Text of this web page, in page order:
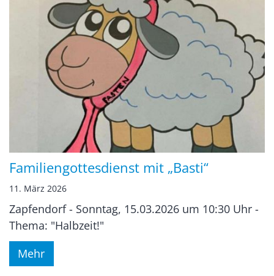
Familiengottesdienst mit „Basti“
11. März 2026
Zapfendorf - Sonntag, 15.03.2026 um 10:30 Uhr -
Thema: "Halbzeit!"
Mehr